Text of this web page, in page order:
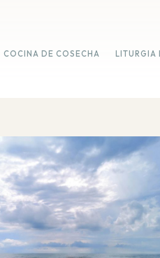
COCINA DE COSECHA LITURGIA